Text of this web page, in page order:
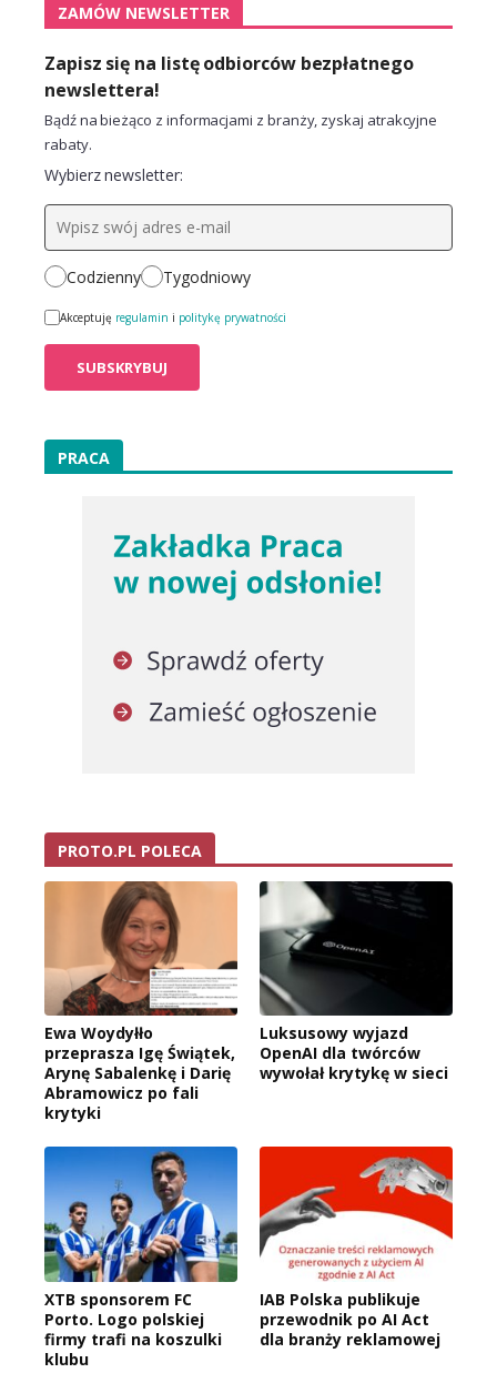
ZAMÓW NEWSLETTER
Zapisz się na listę odbiorców bezpłatnego
newslettera!
Bądź na bieżąco z informacjami z branży, zyskaj atrakcyjne
rabaty.
Wybierz newsletter:
Codzienny Tygodniowy
Akceptuję regulamin i politykę prywatności
PRACA
PROTO.PL POLECA
Ewa Woydyłło
przeprasza Igę Świątek,
Arynę Sabalenkę i Darię
Abramowicz po fali
krytyki
Luksusowy wyjazd
OpenAI dla twórców
wywołał krytykę w sieci
XTB sponsorem FC
Porto. Logo polskiej
firmy trafi na koszulki
klubu
IAB Polska publikuje
przewodnik po AI Act
dla branży reklamowej